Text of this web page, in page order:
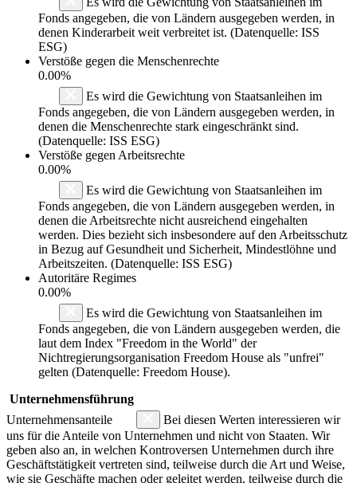
Fonds angegeben, die von Ländern ausgegeben werden, in
denen Kinderarbeit weit verbreitet ist. (Datenquelle: ISS
ESG)
Verstöße gegen die Menschenrechte
0.00%
Es wird die Gewichtung von Staatsanleihen im
Fonds angegeben, die von Ländern ausgegeben werden, in
denen die Menschenrechte stark eingeschränkt sind.
(Datenquelle: ISS ESG)
Verstöße gegen Arbeitsrechte
0.00%
Es wird die Gewichtung von Staatsanleihen im
Fonds angegeben, die von Ländern ausgegeben werden, in
denen die Arbeitsrechte nicht ausreichend eingehalten
werden. Dies bezieht sich insbesondere auf den Arbeitsschutz
in Bezug auf Gesundheit und Sicherheit, Mindestlöhne und
Arbeitszeiten. (Datenquelle: ISS ESG)
Autoritäre Regimes
0.00%
Es wird die Gewichtung von Staatsanleihen im
Fonds angegeben, die von Ländern ausgegeben werden, die
laut dem Index "Freedom in the World" der
Nichtregierungsorganisation Freedom House als "unfrei"
gelten (Datenquelle: Freedom House).
Unternehmensführung
Unternehmensanteile
Bei diesen Werten interessieren wir
uns für die Anteile von Unternehmen und nicht von Staaten. Wir
geben also an, in welchen Kontroversen Unternehmen durch ihre
Geschäftstätigkeit vertreten sind, teilweise durch die Art und Weise,
wie sie Geschäfte machen oder geleitet werden, teilweise durch die